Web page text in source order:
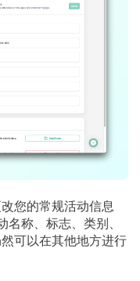
您的常规活动信息
称、标志、类别、
可以在其他地方进行